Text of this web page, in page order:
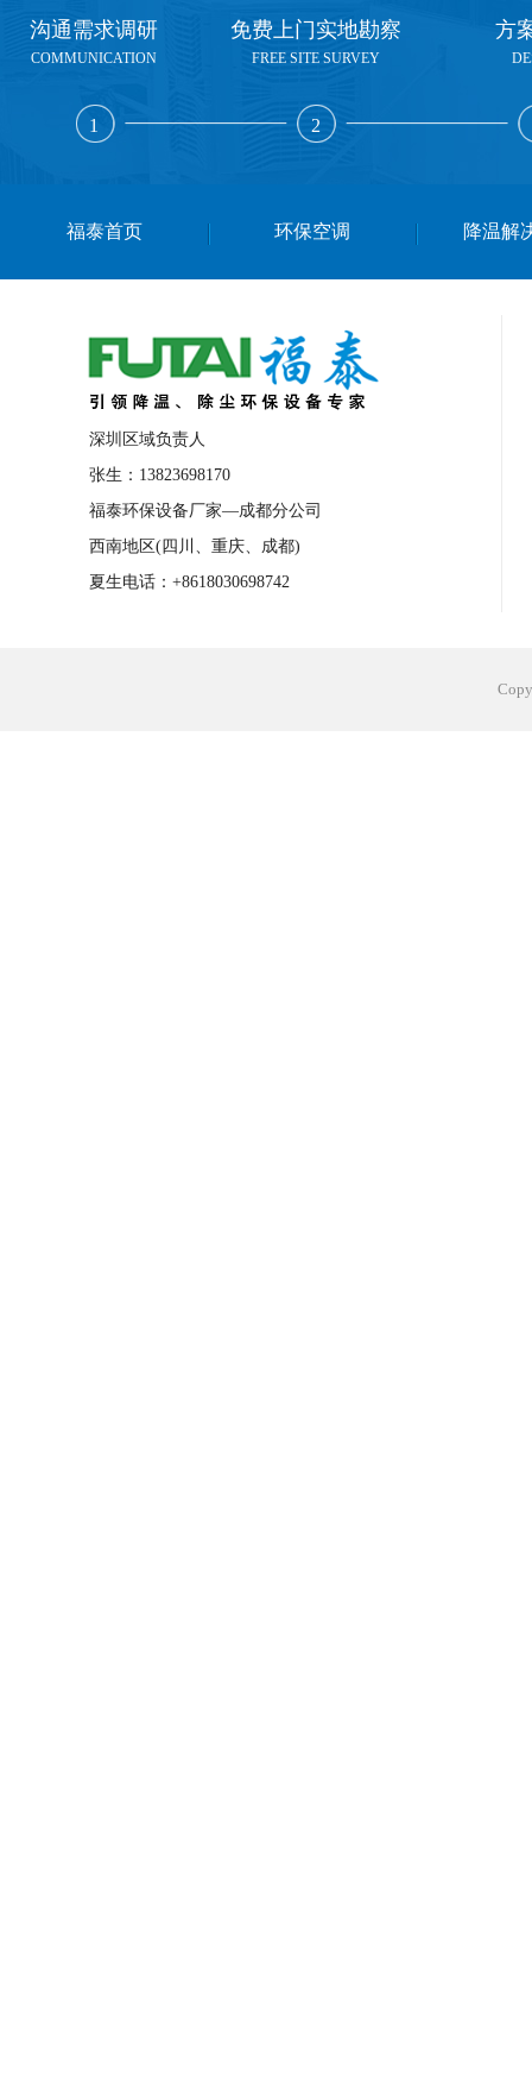
沟通需求调研
COMMUNICATION
1
免费上门实地勘察
FREE SITE SURVEY
2
方
福泰首页 环保空调 降温解
深圳区域负责人
张生：13823698170
福泰环保设备厂家—成都分公司
西南地区(四川、重庆、成都)
夏生电话：+8618030698742